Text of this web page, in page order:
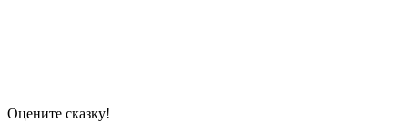
Оцените сказку!